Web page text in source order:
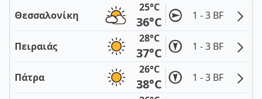
Θεσσαλονίκη
25°C
36°C 1 - 3 BF
Πειραιάς
28°C
37°C 1 - 3 BF
Πάτρα
26°C
38°C 1 - 3 BF